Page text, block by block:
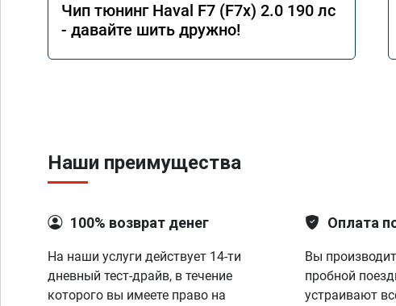
Чип тюнинг Haval F7 (F7x) 2.0 190 лс
- давайте шить дружно!
Наши преимущества
100% возврат денег
На наши услуги действует 14-ти
дневный тест-драйв, в течение
которого вы имеете право на
Оплата
Вы
пробной
устраивают